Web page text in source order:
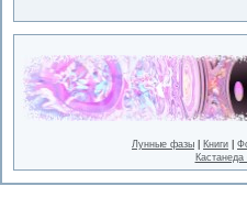
Лунные фазы Книги